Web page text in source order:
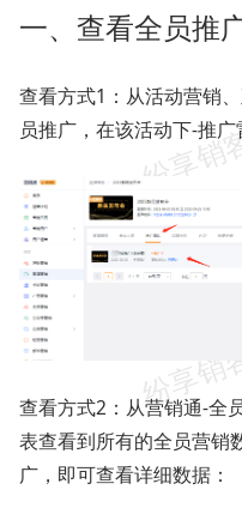
一、查看全员推
查看方式1：从活动营销
员推广，在该活动下-推广
查看方式2：从营销通-全
表查看到所有的全员营销
广，即可查看详细数据：